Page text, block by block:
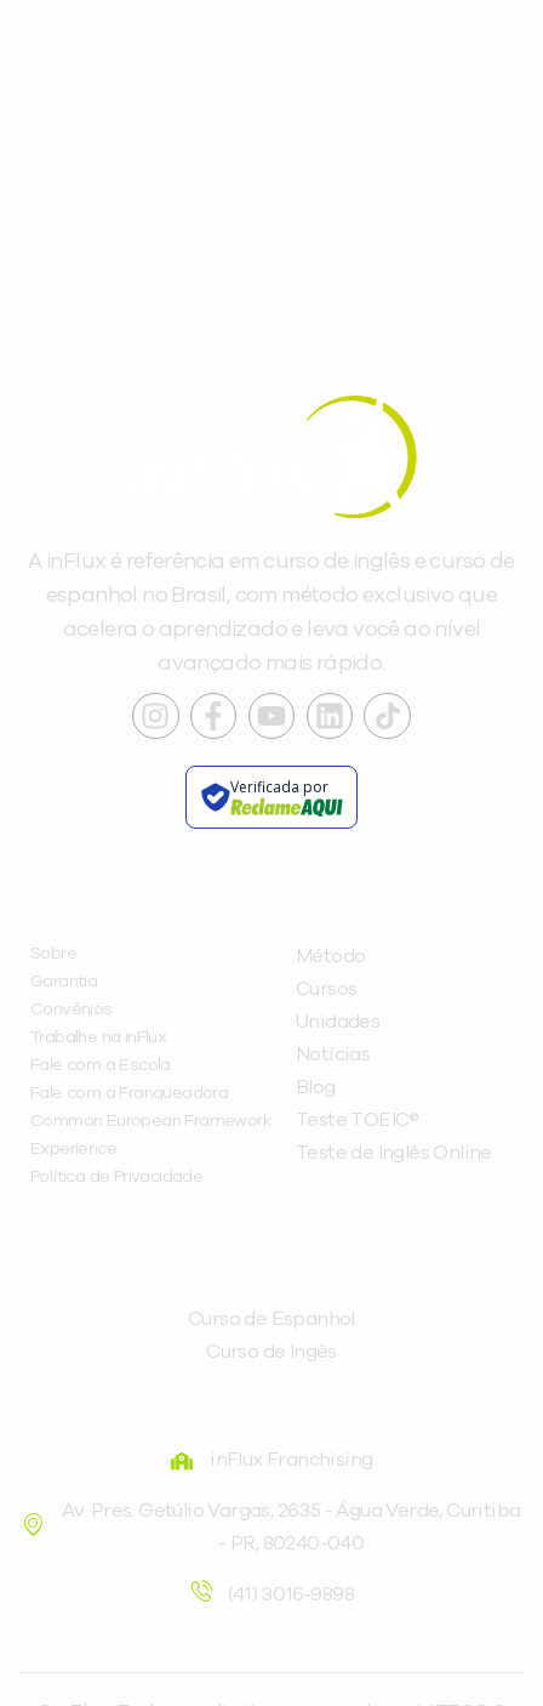
A inFlux é referência em curso de inglês e curso de
espanhol no Brasil, com método exclusivo que
acelera o aprendizado e leva você ao nível
avançado mais rápido.
Verificada por
Sobre
Garantia
Convênios
Trabalhe na inFlux
Fale com a Escola
Fale com a Franqueadora
Common European Framework
Experience
Política de Privacidade
Método
Cursos
Unidades
Notícias
Blog
Teste TOEIC®
Teste de Inglês Online
Curso de Espanhol
Curso de Ingês
inFlux Franchising
Av. Pres. Getúlio Vargas, 2635 - Água Verde, Curitiba
- PR, 80240-040
(41) 3016-9898